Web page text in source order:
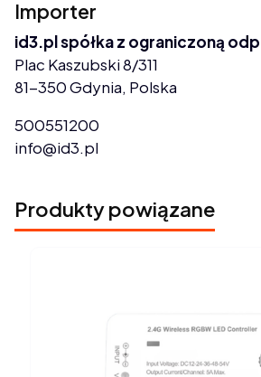
Importer
id3.pl spółka z ograniczoną
Plac Kaszubski 8/311
81-350 Gdynia, Polska
500551200
info@id3.pl
Produkty powiązane